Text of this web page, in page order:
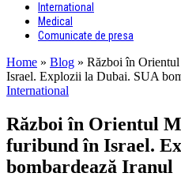
International
Medical
Comunicate de presa
Home » Blog » Război în
Israel. Explozii la Dubai. SUA
International
Război în Orientul
furibund în Israel.
bombardează Iranul